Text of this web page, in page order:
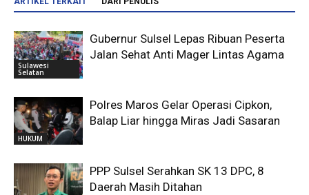
Sulawesi
Selatan
Gubernur Sulsel Lepas Ribuan Peserta
Jalan Sehat Anti Mager Lintas Agama
HUKUM
Polres Maros Gelar Operasi Cipkon,
Balap Liar hingga Miras Jadi Sasaran
PPP Sulsel Serahkan SK 13 DPC, 8
Daerah Masih Ditahan